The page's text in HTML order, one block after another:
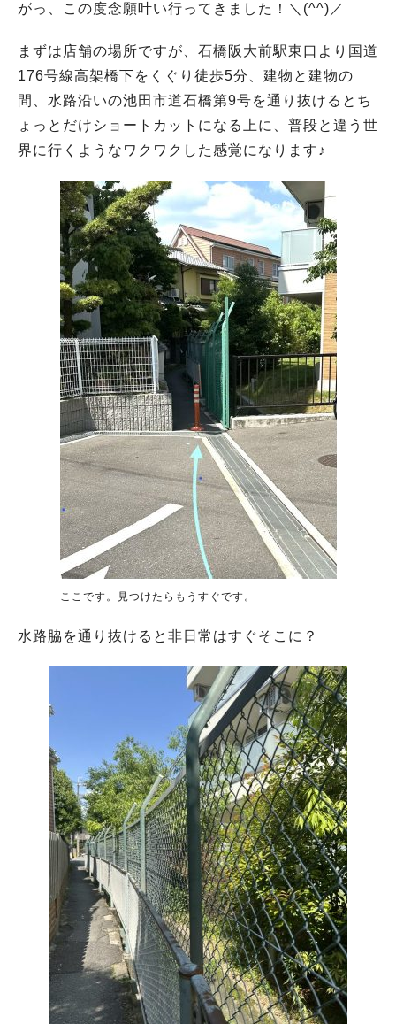
がっ、この度念願叶い行ってきました！＼(^^)／
まずは店舗の場所ですが、石橋阪大前駅東口より国道
176号線高架橋下をくぐり徒歩5分、建物と建物の
間、水路沿いの池田市道石橋第9号を通り抜けるとち
ょっとだけショートカットになる上に、普段と違う世
界に行くようなワクワクした感覚になります♪
ここです。見つけたらもうすぐです。
水路脇を通り抜けると非日常はすぐそこに？